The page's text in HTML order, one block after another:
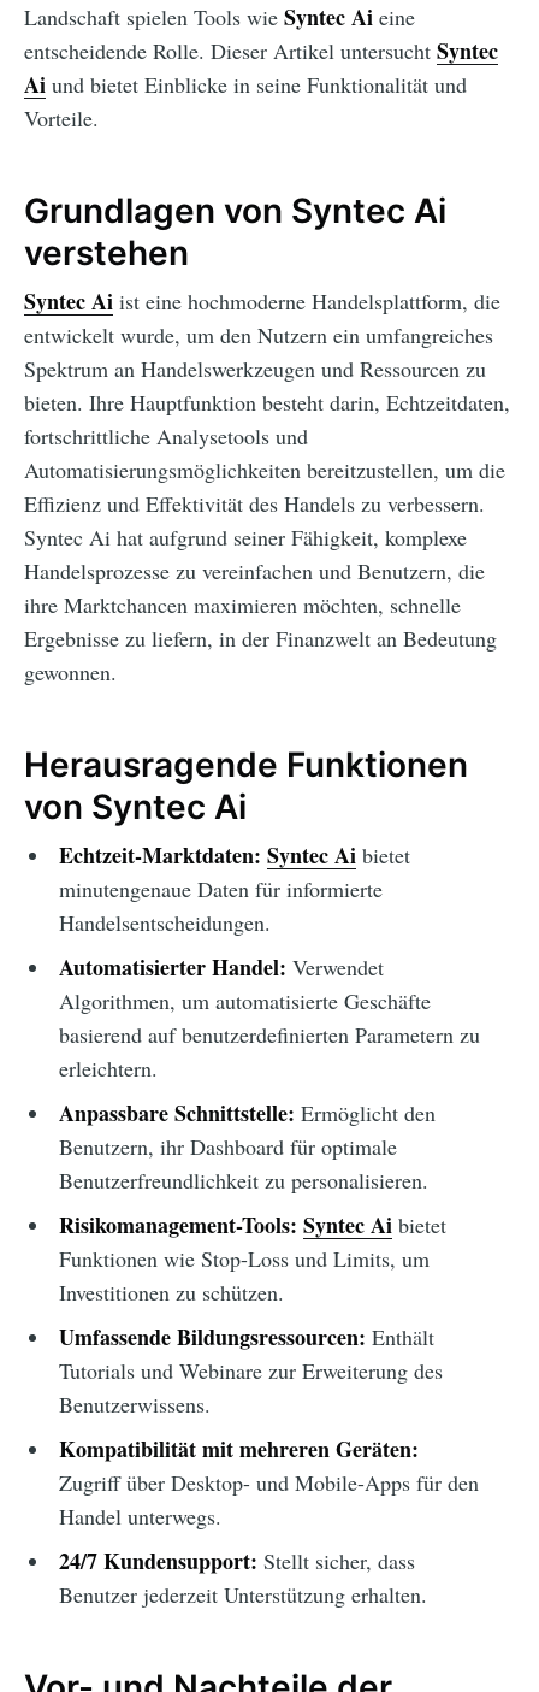
Landschaft spielen Tools wie Syntec Ai eine
entscheidende Rolle. Dieser Artikel untersucht Syntec
Ai und bietet Einblicke in seine Funktionalität und
Vorteile.
Grundlagen von Syntec Ai
verstehen
Syntec Ai ist eine hochmoderne Handelsplattform, die
entwickelt wurde, um den Nutzern ein umfangreiches
Spektrum an Handelswerkzeugen und Ressourcen zu
bieten. Ihre Hauptfunktion besteht darin, Echtzeitdaten,
fortschrittliche Analysetools und
Automatisierungsmöglichkeiten bereitzustellen, um die
Effizienz und Effektivität des Handels zu verbessern.
Syntec Ai hat aufgrund seiner Fähigkeit, komplexe
Handelsprozesse zu vereinfachen und Benutzern, die
ihre Marktchancen maximieren möchten, schnelle
Ergebnisse zu liefern, in der Finanzwelt an Bedeutung
gewonnen.
Herausragende Funktionen
von Syntec Ai
Echtzeit-Marktdaten: Syntec Aibietet
minutengenaue Daten für informierte
Handelsentscheidungen.
Automatisierter Handel: Verwendet
Algorithmen, um automatisierte Geschäfte
basierend auf benutzerdefinierten Parametern zu
erleichtern.
Anpassbare Schnittstelle: Ermöglicht den
Benutzern, ihr Dashboard für optimale
Benutzerfreundlichkeit zu personalisieren.
Risikomanagement-Tools: Syntec Aibietet
Funktionen wie Stop-Loss und Limits, um
Investitionen zu schützen.
Umfassende Bildungsressourcen: Enthält
Tutorials und Webinare zur Erweiterung des
Benutzerwissens.
Kompatibilität mit mehreren Geräten:
Zugriff über Desktop- und Mobile-Apps für den
Handel unterwegs.
24/7 Kundensupport: Stellt sicher, dass
Benutzer jederzeit Unterstützung erhalten.